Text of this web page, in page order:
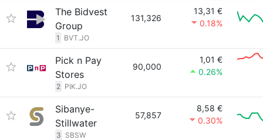
The Bidvest
Group
1 BVT.JO
131,326
13,31 €
0.18%
Pick n Pay
Stores
2 PIK.JO
90,000
1,01 €
0.26%
Sibanye-
Stillwater
3 SBSW
57,857
8,58 €
0.30%